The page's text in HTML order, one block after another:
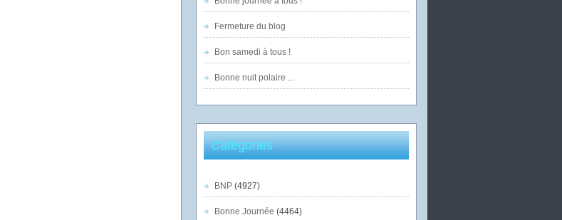
Fermeture du blog
Bon samedi à tous !
Bonne nuit polaire ...
Catégories
BNP(4927)
Bonne Journée (4464)